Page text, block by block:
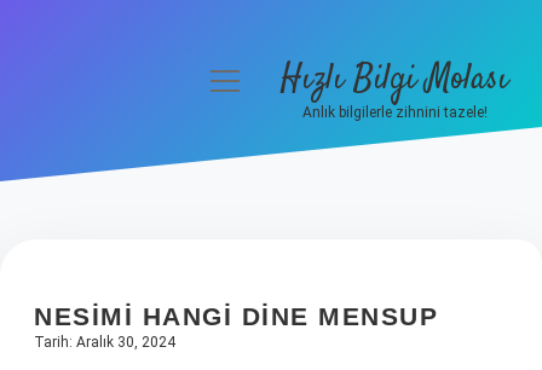
Hakkımızda
menüyüHızlı Bilgi Molası
Anlık bilgilerle zihnini tazele!
NESIMI HANGI DINE MENSUP
Tarih: Aralık 30, 2024